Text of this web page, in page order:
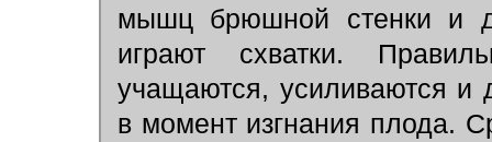
мышц брюшной стенки и
играют схватки.
учащаются, усиливаются и
в момент изгнания плода.